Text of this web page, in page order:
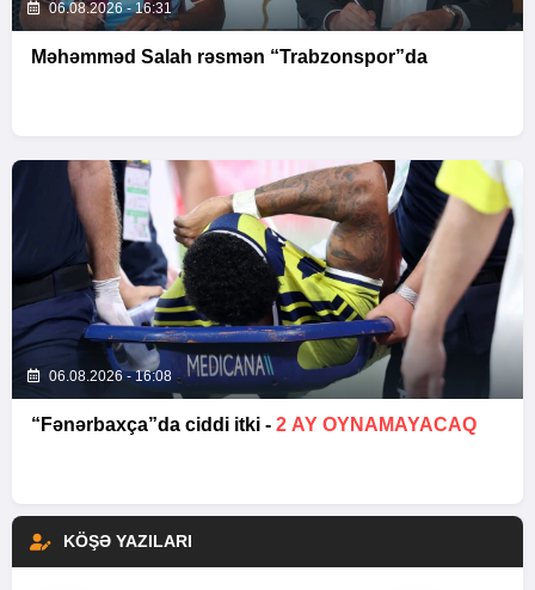
06.08.2026 - 16:31
Məhəmməd Salah rəsmən “Trabzonspor”da
06.08.2026 - 16:08
“Fənərbaxça”da ciddi itki - 2 AY OYNAMAYACAQ
KÖŞƏ YAZILARI